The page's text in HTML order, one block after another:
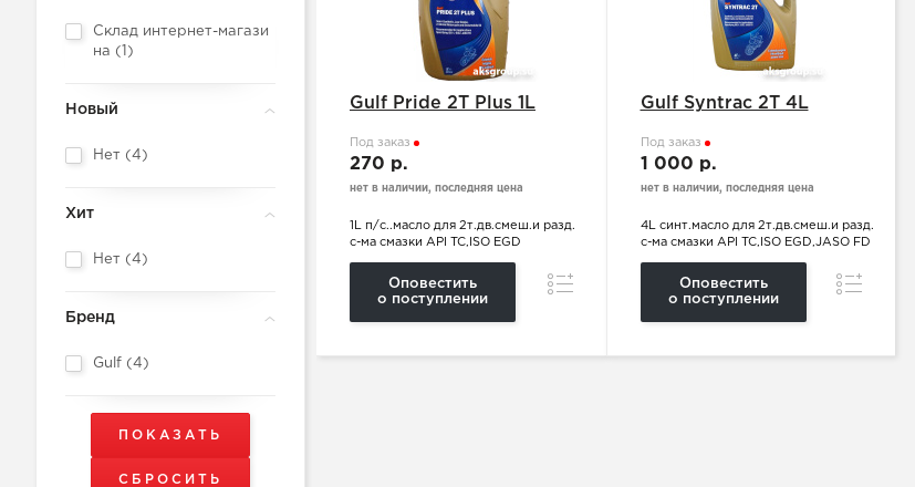
Склад интернет-магази
на (
)
Новый
Нет (4)
Хит
Нет (4)
Бренд
Gulf (4)
Gulf Pride 2T Plus 1L
Под заказ
270 р.
нет в наличии, последняя цена
1L п/с..масло для 2т.дв.смеш.и разд.
с-ма смазки API TC,ISO EGD
Оповестить
о поступлении
Сравнение
Gulf Syntrac 2T 4L
Под заказ
1 000 р.
нет в наличии, последняя цена
4L синт.масло для 2т.дв.смеш.и разд.
с-ма смазки API TC,ISO EGD,JASO FD
Оповестить
о поступлении
Сравнение